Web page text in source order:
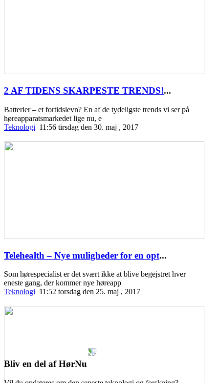
2 AF TIDENS SKARPESTE TRENDS!...
Batterier – et fortidslevn? En af de tydeligste trends vi ser på
høreapparatsmarkedet lige nu, e
Teknologi 11:56 tirsdag den 30. maj , 2017
Telehealth – Nye muligheder for en opt...
Som hørespecialist er det svært ikke at blive begejstret hver
eneste gang, der kommer nye høreapp
Teknologi 11:52 torsdag den 25. maj , 2017
Bliv en del af HørNu